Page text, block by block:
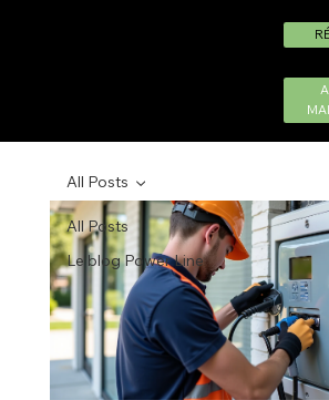
All Posts
Le blog Power Line
All Posts